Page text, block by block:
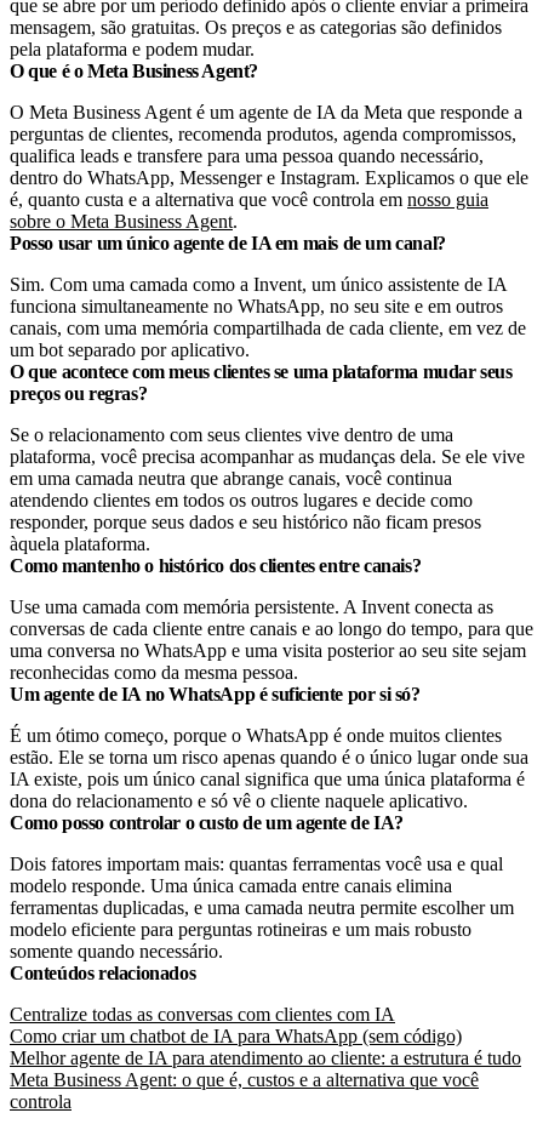
que se abre por um período definido após o cliente enviar a primeira
mensagem, são gratuitas. Os preços e as categorias são definidos
pela plataforma e podem mudar.
O que é o Meta Business Agent?
O Meta Business Agent é um agente de IA da Meta que responde a
perguntas de clientes, recomenda produtos, agenda compromissos,
qualifica leads e transfere para uma pessoa quando necessário,
dentro do WhatsApp, Messenger e Instagram. Explicamos o que ele
é, quanto custa e a alternativa que você controla em nosso guia
sobre o Meta Business Agent.
Posso usar um único agente de IA em mais de um canal?
Sim. Com uma camada como a Invent, um único assistente de IA
funciona simultaneamente no WhatsApp, no seu site e em outros
canais, com uma memória compartilhada de cada cliente, em vez de
um bot separado por aplicativo.
O que acontece com meus clientes se uma plataforma mudar seus
preços ou regras?
Se o relacionamento com seus clientes vive dentro de uma
plataforma, você precisa acompanhar as mudanças dela. Se ele vive
em uma camada neutra que abrange canais, você continua
atendendo clientes em todos os outros lugares e decide como
responder, porque seus dados e seu histórico não ficam presos
àquela plataforma.
Como mantenho o histórico dos clientes entre canais?
Use uma camada com memória persistente. A Invent conecta as
conversas de cada cliente entre canais e ao longo do tempo, para que
uma conversa no WhatsApp e uma visita posterior ao seu site sejam
reconhecidas como da mesma pessoa.
Um agente de IA no WhatsApp é suficiente por si só?
É um ótimo começo, porque o WhatsApp é onde muitos clientes
estão. Ele se torna um risco apenas quando é o único lugar onde sua
IA existe, pois um único canal significa que uma única plataforma é
dona do relacionamento e só vê o cliente naquele aplicativo.
Como posso controlar o custo de um agente de IA?
Dois fatores importam mais: quantas ferramentas você usa e qual
modelo responde. Uma única camada entre canais elimina
ferramentas duplicadas, e uma camada neutra permite escolher um
modelo eficiente para perguntas rotineiras e um mais robusto
somente quando necessário.
Conteúdos relacionados
Centralize todas as conversas com clientes com IA
Como criar um chatbot de IA para WhatsApp (sem código)
Melhor agente de IA para atendimento ao cliente: a estrutura é tudo
Meta Business Agent: o que é, custos e a alternativa que você
controla